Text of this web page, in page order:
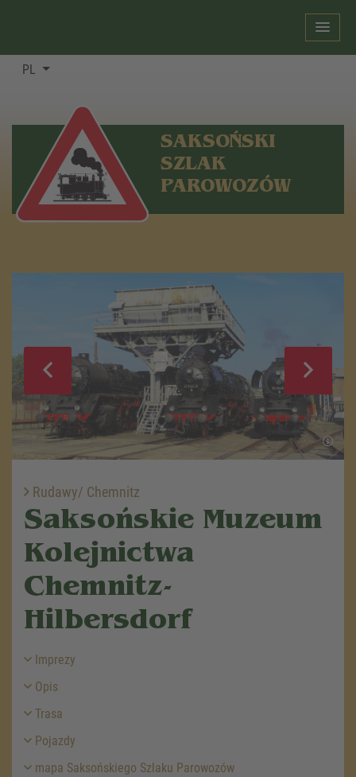
PL
SAKSOŃSKI
SZLAK
PAROWOZÓW
Rudawy/ Chemnitz
Saksońskie Muzeum
Kolejnictwa
Chemnitz-
Hilbersdorf
Imprezy
Opis
Trasa
Pojazdy
mapa Saksońskiego Szlaku Parowozów